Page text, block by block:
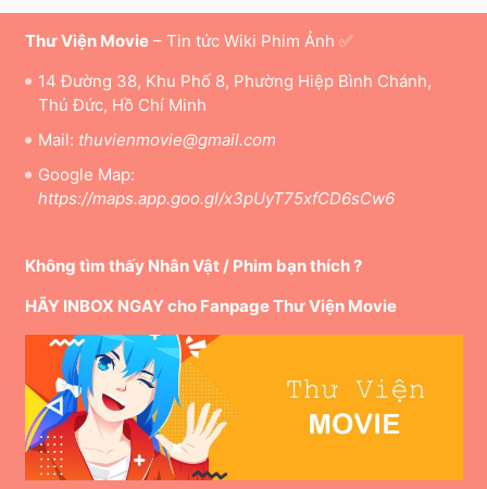
Thư Viện Movie– Tin tức Wiki Phim Ảnh ✅
14 Đường 38, Khu Phố 8, Phường Hiệp Bình Chánh,
Thủ Đức, Hồ Chí Minh
Mail: thuvienmovie@gmail.com
Google Map:
https://maps.app.goo.gl/x3pUyT75xfCD6sCw6
Không tìm thấy Nhân Vật / Phim bạn thích ?
HÃY INBOX NGAY cho Fanpage Thư Viện Movie